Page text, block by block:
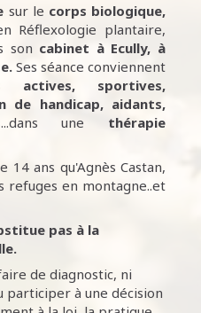
sur le corps biologique,
Réflexologie plantaire,
son cabinet à Ecully, à
Ses séance conviennent
actives, sportives,
de handicap, aidants,
...dans une thérapie
14 ans qu'Agnès Castan,
refuges en montagne..et
pas à la
de diagnostic, ni
à une décision